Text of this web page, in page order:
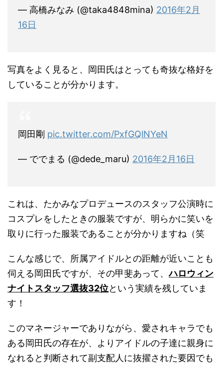
— 高橋みなみ (@taka4848mina) 2016年2月
16日
写真をよく見ると、岡田氏はとっても奇抜な格好を
していることが分かります。
岡田剛 pic.twitter.com/PxfGQlNYeN
— ででまる (@dede_maru) 2016年2月16日
これは、たかみなプロデュースのスタッフ公演時に
コスプレをしたときの服装ですが、明らかに笑いを
取りに行った服装であることが分かりますね（笑
こんな感じで、所属アイドルとの距離が近いことも
伺える岡田氏ですが、その甲斐あって、ハロウィン
ナイトスタッフ選抜32位という実績を残していま
す！
このマネージャーでありながら、愛されキャラでも
ある岡田氏の存在が、よりアイドルの子達に親身に
なれると判断されて副支配人に抜擢された要因でも